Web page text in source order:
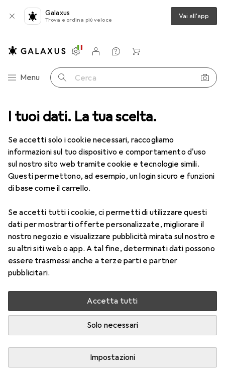
I tuoi dati. La tua scelta.
Se accetti solo i cookie necessari, raccogliamo
informazioni sul tuo dispositivo e comportamento d'uso
sul nostro sito web tramite cookie e tecnologie simili.
Questi permettono, ad esempio, un login sicuro e funzioni
di base come il carrello.
Se accetti tutti i cookie, ci permetti di utilizzare questi
dati per mostrarti offerte personalizzate, migliorare il
nostro negozio e visualizzare pubblicità mirata sul nostro e
su altri siti web o app. A tal fine, determinati dati possono
essere trasmessi anche a terze parti e partner
pubblicitari.
Accetta tutti
Solo necessari
Impostazioni
Galaxus
Trova e ordina più veloce Vai all'app
Categoria Navigazione
Menu Cerca
Impostazioni
Conto cliente
Liste di confronto
Liste dei desideri
Carrello
Tutte le categorie Sport Corsa Atletica leggera
Atletica leggera
Prodotti Forum